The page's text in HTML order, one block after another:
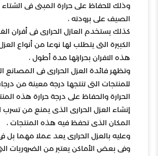
وذلك للحفاظ على حرارة المبنى فى
الصيف على برودته ،
كذلك يستخدم العازل الحرارى فى أفران
الكبيرة التى يتطلب لها نوعا من أنواع
هذه الافران بحرارتها مدة أطول ،
وتظهر فائدة العزل الحرارى فى المصانع
للمنتجات التى تنتجها درجة معينة من
الحرارة والحفاظ على درجة حرارة هذه
إنشاء العزل الحرارى الذى يمنع من تسرب
المكان الذى تحفظ فيه هذه المنتجات ،
وعليه بالعزل الحرارى يعد عملا مهما بل
وفى بعض الأماكن يعتبر من الضروريات